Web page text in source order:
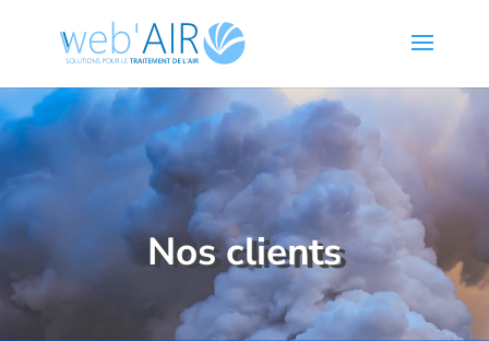
Nos clients